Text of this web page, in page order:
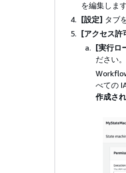
を編集しま
[設定] タブ
[アクセス許
[実行ロ
ださい。
べての
作成さ